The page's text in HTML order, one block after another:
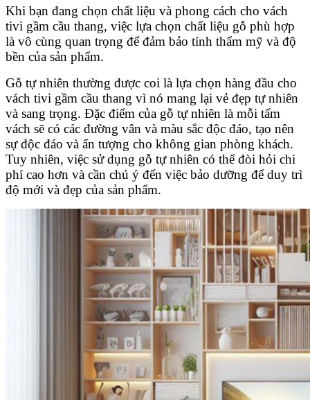
Khi bạn đang chọn chất liệu và phong cách cho vách
tivi gầm cầu thang, việc lựa chọn chất liệu gỗ phù hợp
là vô cùng quan trọng để đảm bảo tính thẩm mỹ và độ
bền của sản phẩm.
Gỗ tự nhiên thường được coi là lựa chọn hàng đầu cho
vách tivi gầm cầu thang vì nó mang lại vẻ đẹp tự nhiên
và sang trọng. Đặc điểm của gỗ tự nhiên là mỗi tấm
vách sẽ có các đường vân và màu sắc độc đáo, tạo nên
sự độc đáo và ấn tượng cho không gian phòng khách.
Tuy nhiên, việc sử dụng gỗ tự nhiên có thể đòi hỏi chi
phí cao hơn và cần chú ý đến việc bảo dưỡng để duy trì
độ mới và đẹp của sản phẩm.